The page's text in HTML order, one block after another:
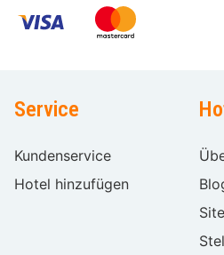
Service
Kundenservice
Hotel hinzufügen